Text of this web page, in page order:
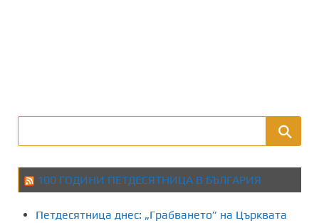
100 ГОДИНИ ПЕТДЕСЯТНИЦА В БЪЛГАРИЯ
Петдесятница днес: „Грабването” на Църквата